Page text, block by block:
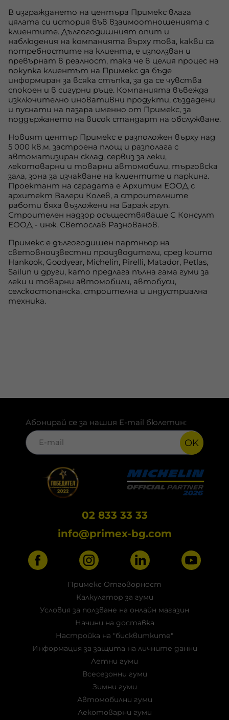
В изграждането на центъра Примекс влага
цялата си история във взаимоотношенията с
клиентите. Дългогодишният опит и
наблюдения на компанията върху това, какви са
потребностите на клиента, е използван и
превърнат в реалност, така че в целия процес на
покупка клиентът на Примекс да бъде
информиран за всяка стъпка, за да се чувства
спокоен и в сигурни ръце. Компанията въвежда
изключително иновативни продукти, създадени
и пуснати на пазара именно от Примекс, за
поддържането на висок стандарт на обслужване.
Новият център Примекс е разположен върху над
5 000 кв.м. застроена площ и разполага с
автоматизиран склад, сервиз за леки,
лекотоварни и товарни автомобили, търговска
зала, зона за изчакване на клиентите и паркинг.
Проектант на сградата е Архитим ЕООД с
архитект Валери Колев, а строителните
работи бяха възложени на Бараж груп.
Строителен надзор осъществяваше С Консулт
ЕООД - инж. Светослав Разнованов.
Примекс е дългогодишен партньор на
световноизвестни производители, сред които
Hankook, Goodyear, Michelin, Pirelli, Matador, Petlas,
Sailun и други, като предлага пълна гама гуми за
леки и товарни автомобили, автобуси,
селскостопанска, строителна и индустриална
техника.
Абонирай се за нашия E-mail бюлетин:
OK
02 833 33 33
info@primex-bg.com
Примекс Отговорност
Калкулатор за гуми
Условия за ползване на онлайн магазин
Начини на доставка
Настройка на "бисквитките"
Информация за защита на личните данни
Летни гуми
Всесезонни гуми
Зимни гуми
Автомобилни гуми
Лекотоварни гуми